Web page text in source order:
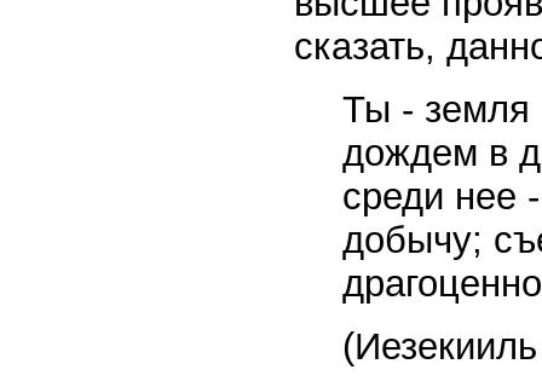
сказать,
Ты - земля
дождем в
среди нее
добычу;